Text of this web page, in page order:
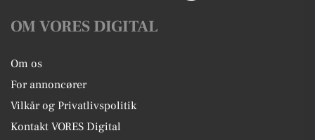
OM VORES DIGITAL
Om os
For annoncører
Vilkår og Privatlivspolitik
Kontakt VORES Digital